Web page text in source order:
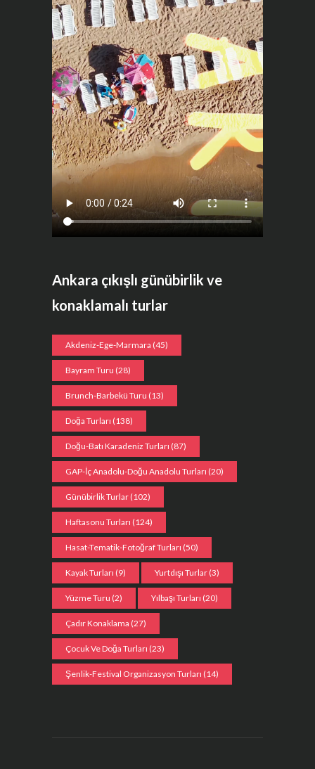
Ankara çıkışlı günübirlik ve
konaklamalı turlar
Akdeniz-Ege-Marmara (45)
Bayram Turu (28)
Brunch-Barbekü Turu (13)
Doğa Turları (138)
Doğu-Batı Karadeniz Turları (87)
GAP-İç Anadolu-Doğu Anadolu Turları (20)
Günübirlik Turlar (102)
Haftasonu Turları (124)
Hasat-Tematik-Fotoğraf Turları (50)
Kayak Turları (9) Yurtdışı Turlar (3)
Yüzme Turu (2) Yılbaşı Turları (20)
Çadır Konaklama (27)
Çocuk Ve Doğa Turları (23)
Şenlik-Festival Organizasyon Turları (14)